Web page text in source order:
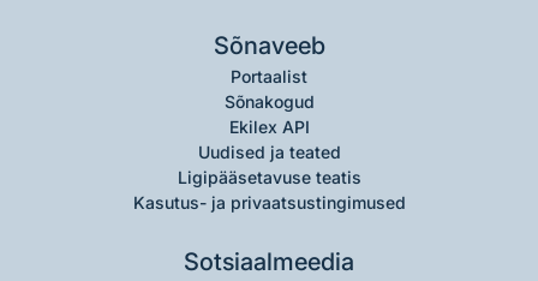
Sõnaveeb
Portaalist
Sõnakogud
Ekilex API
Uudised ja teated
Ligipääsetavuse teatis
Kasutus- ja privaatsustingimused
Sotsiaalmeedia